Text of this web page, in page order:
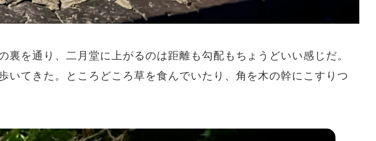
を通り、二月堂に上がるのは距離も勾配もちょうどいい感じだ。
てきた。ところどころ草を食んでいたり、角を木の幹にこすりつ